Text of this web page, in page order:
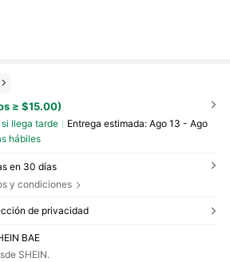
≥ $15.00)
llega tarde Entrega estimada: Ago 13 - Ago
hábiles
en 30 días
y condiciones
de privacidad
BAE
SHEIN.